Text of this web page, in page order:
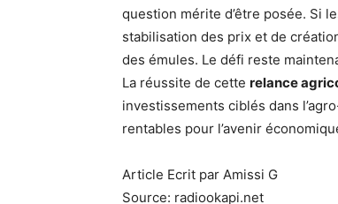
question mérite d’être posée. Si
stabilisation des prix et de
des émules. Le défi reste
La réussite de cette relance
investissements ciblés dans
rentables pour l’avenir
Article Ecrit par Amissi G
Source: radiookapi.net